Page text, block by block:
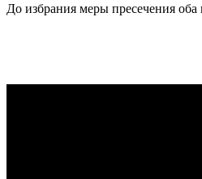
До избрания меры пресечения